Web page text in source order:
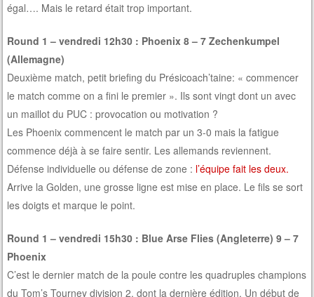
égal…. Mais le retard était trop important.
Round 1 – vendredi 12h30 : Phoenix 8 – 7 Zechenkumpel
(Allemagne)
Deuxième match, petit briefing du Présicoach’taine: « commencer
le match comme on a fini le premier ». Ils sont vingt dont un avec
un maillot du PUC : provocation ou motivation ?
Les Phoenix commencent le match par un 3-0 mais la fatigue
commence déjà à se faire sentir. Les allemands reviennent.
Défense individuelle ou défense de zone : l’équipe fait les deux.
Arrive la Golden, une grosse ligne est mise en place. Le fils se sort
les doigts et marque le point.
Round 1 – vendredi 15h30 : Blue Arse Flies (Angleterre) 9 – 7
Phoenix
C’est le dernier match de la poule contre les quadruples champions
du Tom’s Tourney division 2, dont la dernière édition. Un début de